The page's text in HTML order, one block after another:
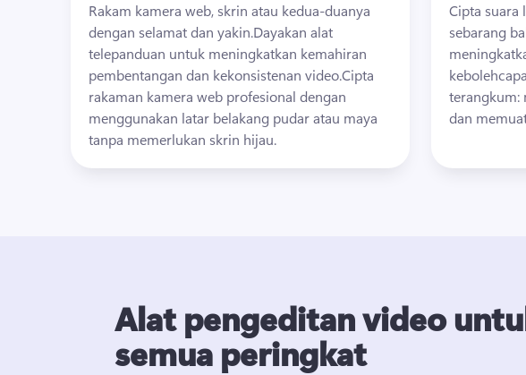
Rakam kamera web, skrin atau kedua-duanya
dengan selamat dan yakin.Dayakan alat
telepanduan untuk meningkatkan kemahiran
pembentangan dan kekonsistenan video.Cipta
rakaman kamera web profesional dengan
menggunakan latar belakang pudar atau maya
tanpa memerlukan skrin hijau.
Cipta suara
sebarang
terangkum:
dan
Alat pengeditan video
semua peringkat